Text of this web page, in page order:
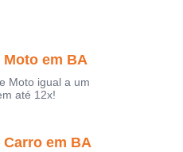
Moto em BA
Moto igual a um
até 12x!
Carro em BA